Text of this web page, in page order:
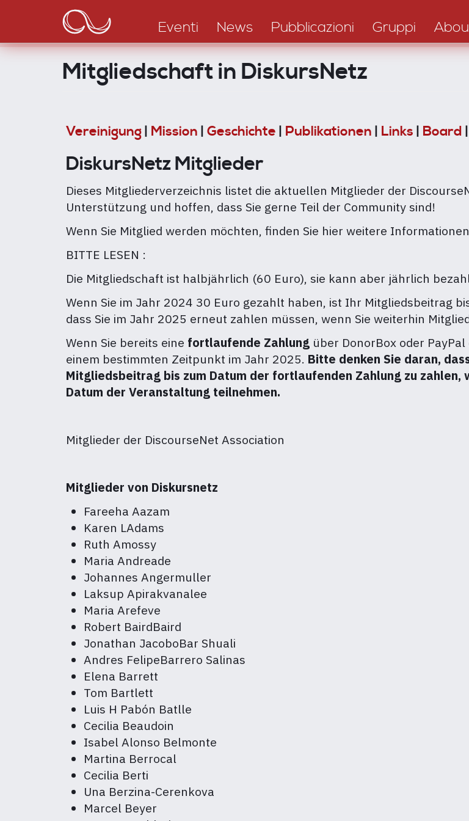
contenuto
navigation
Eventi News Pubblicazioni Gruppi
Mitgliedschaft in DiskursNetz
Vereinigung| Mission | Geschichte | Publikationen | Links | Board |
DiskursNetz Mitglieder
Dieses Mitgliederverzeichnis listet die aktuellen Mitglieder der
Unterstützung und hoffen, dass Sie gerne Teil der Community sind!
Wenn Sie Mitglied werden möchten, finden Sie hier weitere
BITTE LESEN :
Die Mitgliedschaft ist halbjährlich (60 Euro), sie kann aber jährlich
Wenn Sie im Jahr 2024 30 Euro gezahlt haben, ist Ihr Mitgliedsbeitrag
dass Sie im Jahr 2025 erneut zahlen müssen, wenn Sie weiterhin
Wenn Sie bereits eine fortlaufende Zahlung über DonorBox oder
einem bestimmten Zeitpunkt im Jahr 2025. Bitte denken Sie daran,
Mitgliedsbeitrag bis zum Datum der fortlaufenden Zahlung zu zahlen,
Datum der Veranstaltung teilnehmen.
Mitglieder der DiscourseNet Association
Mitglieder von Diskursnetz
Fareeha Aazam
Karen LAdams
Ruth Amossy
Maria Andreade
Johannes Angermuller
Laksup Apirakvanalee
Maria Arefeve
Robert BairdBaird
Jonathan JacoboBar Shuali
Andres FelipeBarrero Salinas
Elena Barrett
Tom Bartlett
Luis H Pabón Batlle
Cecilia Beaudoin
Isabel Alonso Belmonte
Martina Berrocal
Cecilia Berti
Una Berzina-Cerenkova
Marcel Beyer